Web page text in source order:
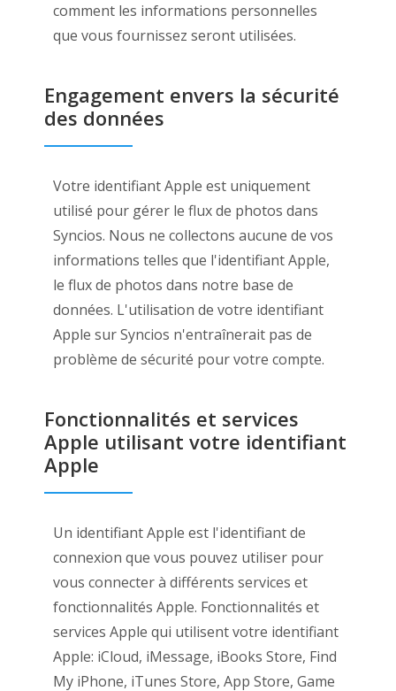
comment les informations personnelles
que vous fournissez seront utilisées.
Engagement envers la sécurité
des données
Votre identifiant Apple est uniquement
utilisé pour gérer le flux de photos dans
Syncios. Nous ne collectons aucune de vos
informations telles que l'identifiant Apple,
le flux de photos dans notre base de
données. L'utilisation de votre identifiant
Apple sur Syncios n'entraînerait pas de
problème de sécurité pour votre compte.
Fonctionnalités et services
Apple utilisant votre identifiant
Apple
Un identifiant Apple est l'identifiant de
connexion que vous pouvez utiliser pour
vous connecter à différents services et
fonctionnalités Apple. Fonctionnalités et
services Apple qui utilisent votre identifiant
Apple: iCloud, iMessage, iBooks Store, Find
My iPhone, iTunes Store, App Store, Game